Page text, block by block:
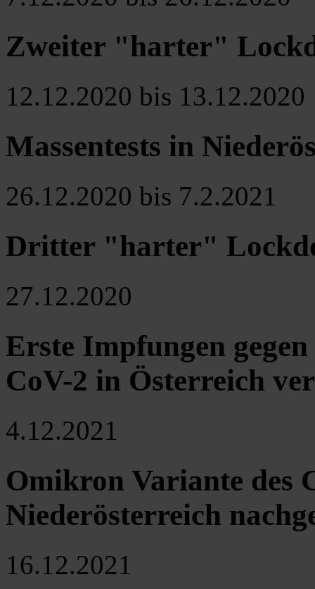
Zweiter "harter"
12.12.2020 bis 13.12.2020
Massentests in
26.12.2020 bis 7.2.2021
Dritter "harter"
27.12.2020
Erste Impfungen
CoV-2 in Österreich
4.12.2021
Omikron Variante des
Niederösterreich
16.12.2021